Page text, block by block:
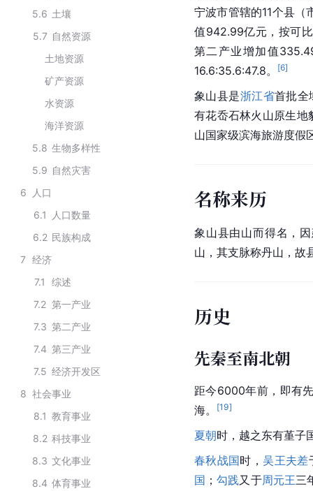
5.6 土壤
5.7 自然资源
土地资源
矿产资源
水资源
海洋资源
5.8 生物多样性
5.9 自然灾害
6
人口
6.1
人口数量
6.2 民族构成
7 经济
7.1
综述
7.2 第一产业
7.3 第二产业
7.4 第三产业
7.5 经济开发区
8 社会事业
8.1 教育事业
8.2 科技事业
8.3 文化事业
8.4 体育事业
宁波市管辖的11个县（
值942.99亿元，按可
第二产业增加值
16.6:35.6:47.8。
[6]
象山县是浙江省首批全
有花岙石林火山原生地
山国家级滨海旅游度假
名称来历
象山县由山而得名，
山，其支脉称丹山，故
历史
先秦至南北朝
距今6000年前，即有
海。
[19]
夏朝时，越之东有堇子
春秋战国时，吴王夫差
国 ；勾践又于周元王三